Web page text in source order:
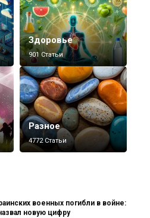
Здоровье
901 Статьи
Разное
4772 Статьи
военных погибли в войне:
новую цифру